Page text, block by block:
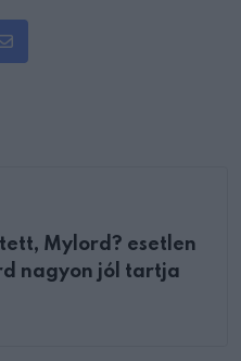
Share
Mylord? esetlen
nagyon jól tartja